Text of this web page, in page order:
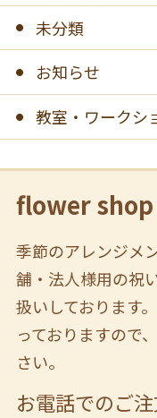
未分類
お知らせ
教室・ワークシ
flower shop
季節のアレンジメ
舗・法人様用の祝
扱いしております
っておりますので
さい。
お電話でのご